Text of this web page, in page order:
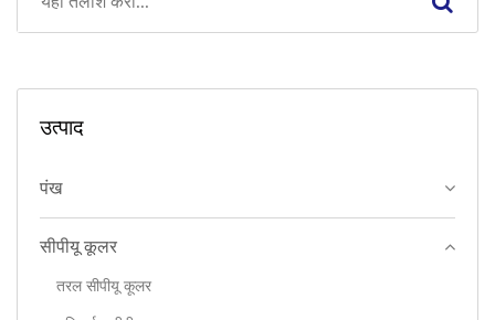
उत्पाद
पंख
सीपीयू कूलर
तरल सीपीयू कूलर